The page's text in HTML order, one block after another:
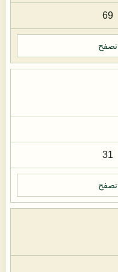
69
تصفح
31
تصفح